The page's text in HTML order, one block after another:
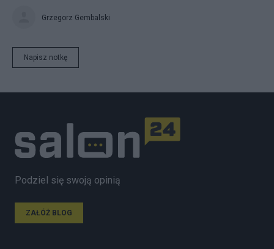
Grzegorz Gembalski
Napisz notkę
Podziel się swoją opinią
ZAŁÓŻ BLOG